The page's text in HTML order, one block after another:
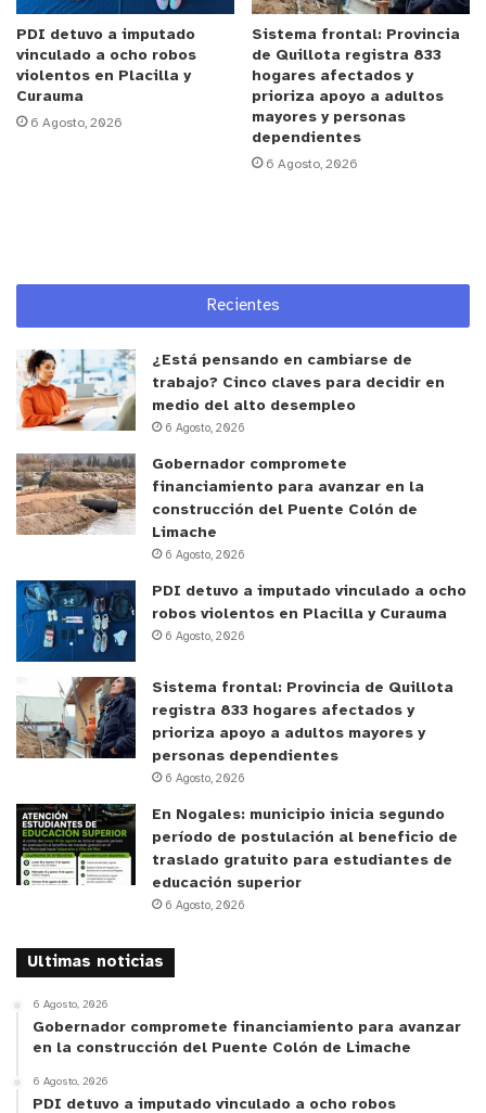
enfrentar un fenómeno que ha dejado de ser
únicamente una falta administrativa.
“Lo que intenta hacer esta iniciativa es tipificar
conductas que hoy muchas veces quedan en un
vacío legal o terminan solamente en multas
La especialista agrega que la propuesta también
abre una discusión sobre proporcionalidad penal y
fiscalización.
eventualmente pide una colaboración informal y
organizaciones que controlan espacios públicos,
exigen pagos o intimidan a conductores. El desafío
del proyecto será distinguir esas situaciones para
evitar sanciones desproporcionadas”, sostiene.
Lo anterior, tiene base sobre una serie de
denuncias respecto de represalias que los mismos
estacionadores informales han realizado a
automovilistas que se niegan a pagar lo que piden
por cuidar sus vehículos en un espacio público.
robo de espejos, entre otras incivilidades que han
sido parte de incansables reportajes en medios de
comunicación.
Seguridad Ciudadana de la Cámara de Diputadas y
Diputados y ha generado opiniones divididas entre
parlamentarios. Mientras algunos respaldan
endurecer las penas para “recuperar las calles”,
otros cuestionan que el problema deba abordarse
PDI detuvo a imputado
vinculado a ocho robos
violentos en Placilla y
Curauma
6 Agosto, 2026
Sistema frontal: Provincia
de Quillota registra 833
hogares afectados y
prioriza apoyo a adultos
mayores y personas
dependientes
6 Agosto, 2026
Recientes
¿Está pensando en cambiarse de
trabajo? Cinco claves para decidir en
medio del alto desempleo
6 Agosto, 2026
Gobernador compromete
financiamiento para avanzar en la
construcción del Puente Colón de
Limache
6 Agosto, 2026
PDI detuvo a imputado vinculado a ocho
robos violentos en Placilla y Curauma
6 Agosto, 2026
Sistema frontal: Provincia de Quillota
registra 833 hogares afectados y
prioriza apoyo a adultos mayores y
personas dependientes
6 Agosto, 2026
En Nogales: municipio inicia segundo
período de postulación al beneficio de
traslado gratuito para estudiantes de
educación superior
6 Agosto, 2026
Ultimas noticias
6 Agosto, 2026
Gobernador compromete financiamiento para avanzar
en la construcción del Puente Colón de Limache
6 Agosto, 2026
PDI detuvo a imputado vinculado a ocho robos